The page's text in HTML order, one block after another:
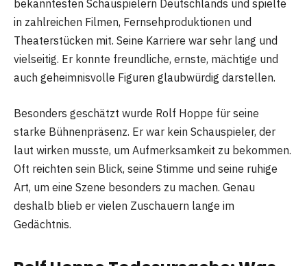
bekanntesten Schauspielern Deutschlands und spielte
in zahlreichen Filmen, Fernsehproduktionen und
Theaterstücken mit. Seine Karriere war sehr lang und
vielseitig. Er konnte freundliche, ernste, mächtige und
auch geheimnisvolle Figuren glaubwürdig darstellen.
Besonders geschätzt wurde Rolf Hoppe für seine
starke Bühnenpräsenz. Er war kein Schauspieler, der
laut wirken musste, um Aufmerksamkeit zu bekommen.
Oft reichten sein Blick, seine Stimme und seine ruhige
Art, um eine Szene besonders zu machen. Genau
deshalb blieb er vielen Zuschauern lange im
Gedächtnis.